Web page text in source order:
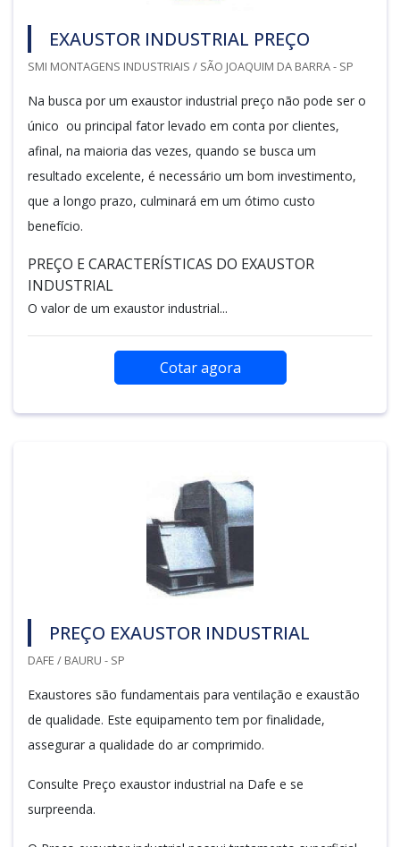
EXAUSTOR INDUSTRIAL PREÇO
SMI MONTAGENS INDUSTRIAIS / SÃO JOAQUIM DA BARRA - SP
Na busca por um exaustor industrial preço não pode ser o
único ou principal fator levado em conta por clientes,
afinal, na maioria das vezes, quando se busca um
resultado excelente, é necessário um bom investimento,
que a longo prazo, culminará em um ótimo custo
benefício.
PREÇO E CARACTERÍSTICAS DO EXAUSTOR
INDUSTRIAL
O valor de um exaustor industrial...
Cotar agora
PREÇO EXAUSTOR INDUSTRIAL
DAFE / BAURU - SP
Exaustores são fundamentais para ventilação e exaustão
de qualidade. Este equipamento tem por finalidade,
assegurar a qualidade do ar comprimido.
Consulte Preço exaustor industrial na Dafe e se
surpreenda.